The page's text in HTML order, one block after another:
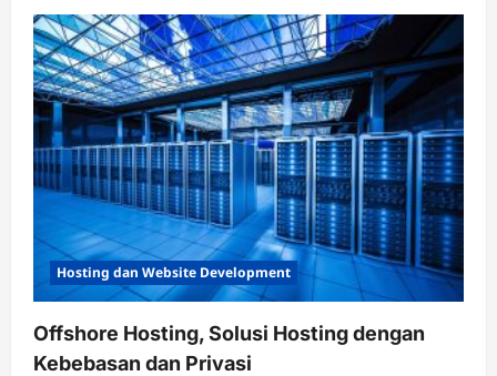
ChatGPT,
Merevolusi
Interaksi
Manusia
dengan
AI
Hosting dan Website Development
Offshore Hosting, Solusi Hosting dengan
Kebebasan dan Privasi